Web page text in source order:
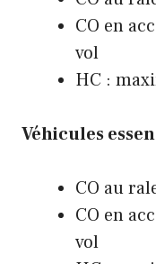
CO en
vol
HC :
Véhicules
CO au
CO en
vol